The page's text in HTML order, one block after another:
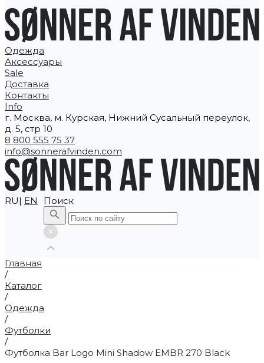
Одежда
Аксессуары
Sale
Доставка
Контакты
Info
г. Москва, м. Курская, Нижний Сусальный переулок,
д. 5, стр 10
8 800 555 75 37
info@sonnerafvinden.com
RU| EN Поиск
Главная
/
Каталог
/
Одежда
/
Футболки
/
Футболка Bar Logo Mini Shadow EMBR 270 Black